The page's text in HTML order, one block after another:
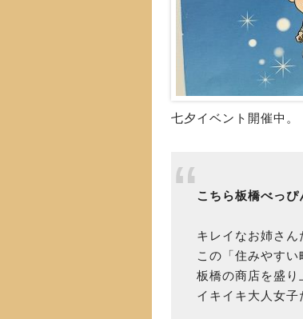
七夕イベント開催中。
こちら板橋べっぴ
キレイなお姉さん
この「住みやすい
板橋の商店を盛り
イキイキ大人女子